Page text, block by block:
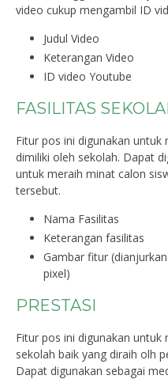
video cukup mengambil ID
Judul Video
Keterangan Video
ID video Youtube
FASILITAS
Fitur pos ini digunakan
dimiliki oleh sekolah. Dapat
untuk meraih minat calon
tersebut.
Nama Fasilitas
Keterangan fasilitas
Gambar fitur
pixel)
PRESTASI
Fitur pos ini digunakan
sekolah baik yang diraih olh
Dapat digunakan sebagai